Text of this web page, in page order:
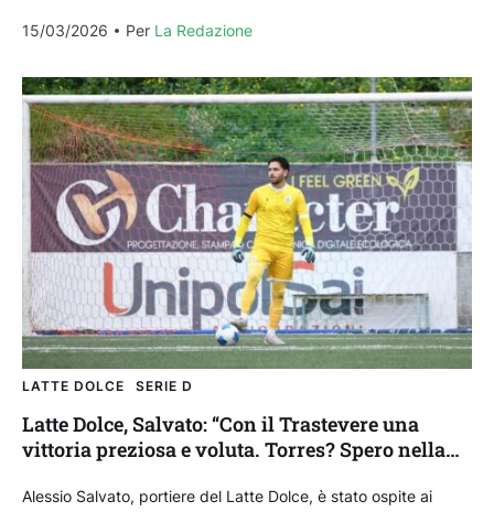
15/03/2026
Per La Redazione
LATTE DOLCE SERIE D
Latte Dolce, Salvato: “Con il Trastevere una
vittoria preziosa e voluta. Torres? Spero nella
Alessio Salvato, portiere del Latte Dolce, è stato ospite ai